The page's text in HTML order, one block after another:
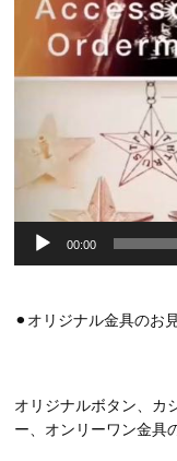
00:00
⚫︎オリジナル金具のお
オリジナルボタン、カ
ー、オンリーワン金具